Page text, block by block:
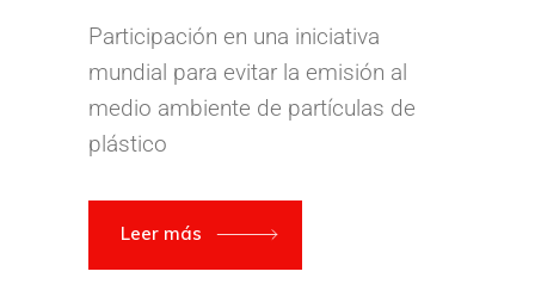
Participación en una iniciativa
mundial para evitar la emisión al
medio ambiente de partículas de
plástico
Leer más